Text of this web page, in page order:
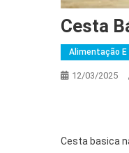
Cesta
Alimentação
12/03/2025
Cesta basica